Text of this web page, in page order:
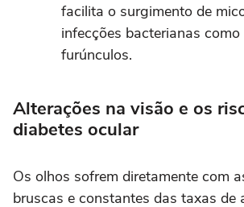
facilita o surgimento de
infecções bacterianas
furúnculos.
Alterações na visão e os
diabetes ocular
Os olhos sofrem diretamente com
bruscas e constantes das taxas de